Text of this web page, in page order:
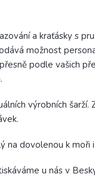
a kraťásky s
možnost
podle vašich
výrobních
na dovolenou k moři
u nás v